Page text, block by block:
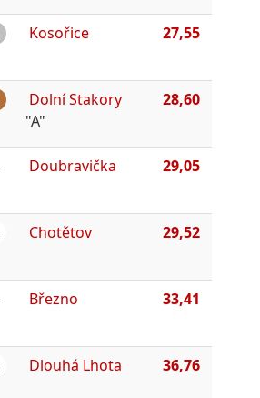
Kosořice 27,55
Dolní Stakory
"A"
28,60
Doubravička 29,05
Chotětov 29,52
Březno 33,41
Dlouhá Lhota 36,76